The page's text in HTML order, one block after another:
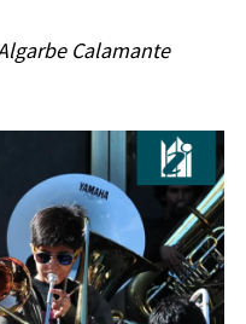
Calamante